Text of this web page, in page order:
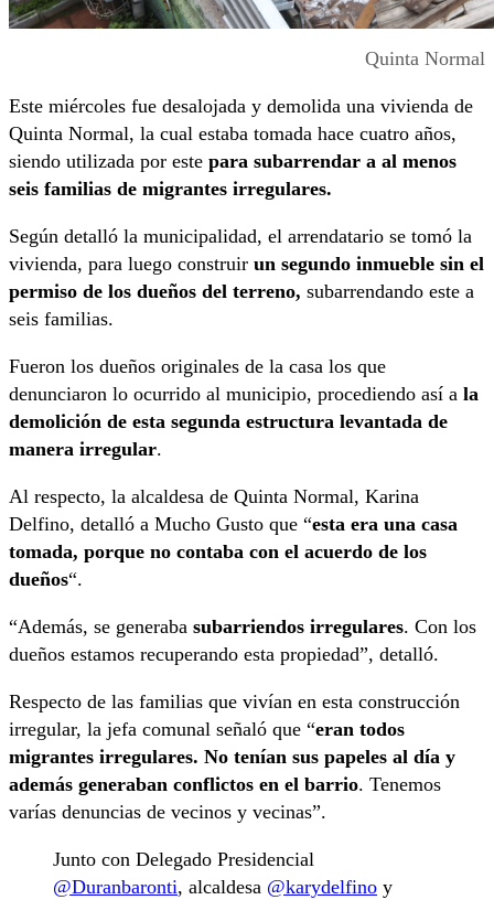
Quinta Normal
Este miércoles fue desalojada y demolida una vivienda de
Quinta Normal, la cual estaba tomada hace cuatro años,
siendo utilizada por este para subarrendar a al menos
seis familias de migrantes irregulares.
Según detalló la municipalidad, el arrendatario se tomó la
vivienda, para luego construir un segundo inmueble sin el
permiso de los dueños del terreno, subarrendando este a
seis familias.
Fueron los dueños originales de la casa los que
denunciaron lo ocurrido al municipio, procediendo así a la
demolición de esta segunda estructura levantada de
manera irregular.
Al respecto, la alcaldesa de Quinta Normal, Karina
Delfino, detalló a Mucho Gusto que “esta era una casa
tomada, porque no contaba con el acuerdo de los
dueños“.
“Además, se generaba subarriendos irregulares. Con los
dueños estamos recuperando esta propiedad”, detalló.
Respecto de las familias que vivían en esta construcción
irregular, la jefa comunal señaló que “eran todos
migrantes irregulares. No tenían sus papeles al día y
además generaban conflictos en el barrio. Tenemos
varías denuncias de vecinos y vecinas”.
Junto con Delegado Presidencial
@Duranbaronti, alcaldesa @karydelfino y